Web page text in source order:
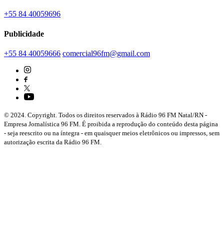
+55 84 40059696
Publicidade
+55 84 40059666 comercial96fm@gmail.com
© 2024. Copyright. Todos os direitos reservados à Rádio 96 FM Natal/RN -
Empresa Jornalística 96 FM. É proibida a reprodução do conteúdo desta página
- seja reescrito ou na íntegra - em quaisquer meios eletrônicos ou impressos, sem
autorização escrita da Rádio 96 FM.